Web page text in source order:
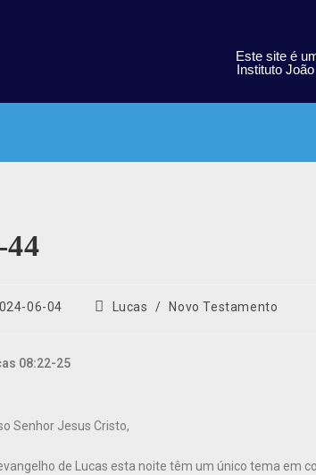
Este site é
Instituto
06-04 Lucas / Novo Testamento
08:22-25
Senhor Jesus Cristo,
de Lucas esta noite têm um único tema em